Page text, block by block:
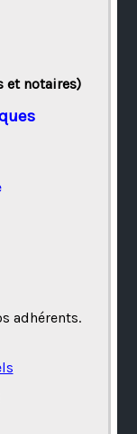
et notaires)
adhérents.